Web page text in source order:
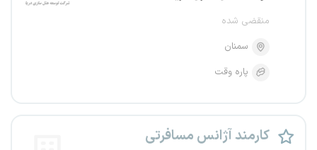
منقضی شده
سمنان
پاره وقت
کارمند آژانس مسافرتی